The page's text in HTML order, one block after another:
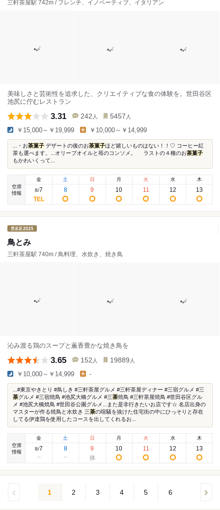
三軒茶屋駅 742m / フレンチ、イノベーティブ、イタリアン
美味しさと芸術性を追求した、クリエイティブな食の体験を。世田谷区
池尻に佇むレストラン
3.31 242 人 5457 人
￥15,000～￥19,999 ￥10,000～￥14,999
...・お茶菓子 デザートの後のお茶菓子ほど嬉しいものはない！！♡ コーヒー紅
茶も選べます。...オリーブオイルと苺のコンソメ。 ラストの４種のお茶菓子
もかわいくって...
空席
情報
金
8/7
土
8
日
9
月
10
火
11
水
12
木
13
鳥とみ
三軒茶屋駅 740m / 鳥料理、水炊き、焼き鳥
沁み渡る鶏のスープと薫香豊かな焼き鳥を
3.65 152 人 19889 人
￥10,000～￥14,999 -
...#東京やきとり #鳥しき #三軒茶屋グルメ #三軒茶屋ディナー #三宿グルメ #三
茶グルメ #三宿焼鳥 #池尻大橋グルメ #三茶焼鳥 #三軒茶屋焼鳥 #世田谷区グル
メ #池尻大橋焼鳥 #世田谷公園グルメ...また是非行きたいお店です☆ 名店出身の
マスターが作る焼鳥と水炊き 三茶の喧騒を抜けた住宅街の中にひっそりと存在
してる伊達鶏を使用したコースを出してくれるお...
空席
情報
金
8/7
土
8
日
9
月
10
火
11
水
12
木
13
1 2 3 4 5 6